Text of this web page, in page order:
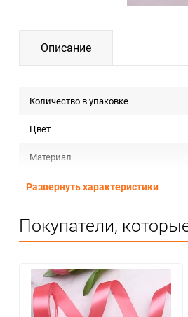
Описание
Количество в упаковке
Цвет
Материал
Срок годности
Предназначение товара
Сертификация
Особые условия
Развернуть характеристики
Покупатели,